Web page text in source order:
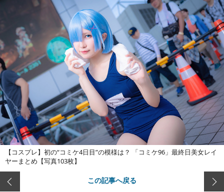
【コスプレ】初の“コミケ4日目”の模様は？ 「コミケ96」最終日美女レイ
ヤーまとめ【写真103枚】
この記事へ戻る